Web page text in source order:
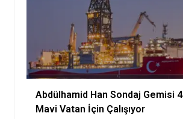
Abdülhamid Han Sondaj Gemisi 4
Mavi Vatan İçin Çalışıyor